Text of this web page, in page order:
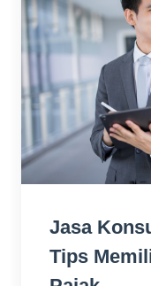
Jasa
Tips